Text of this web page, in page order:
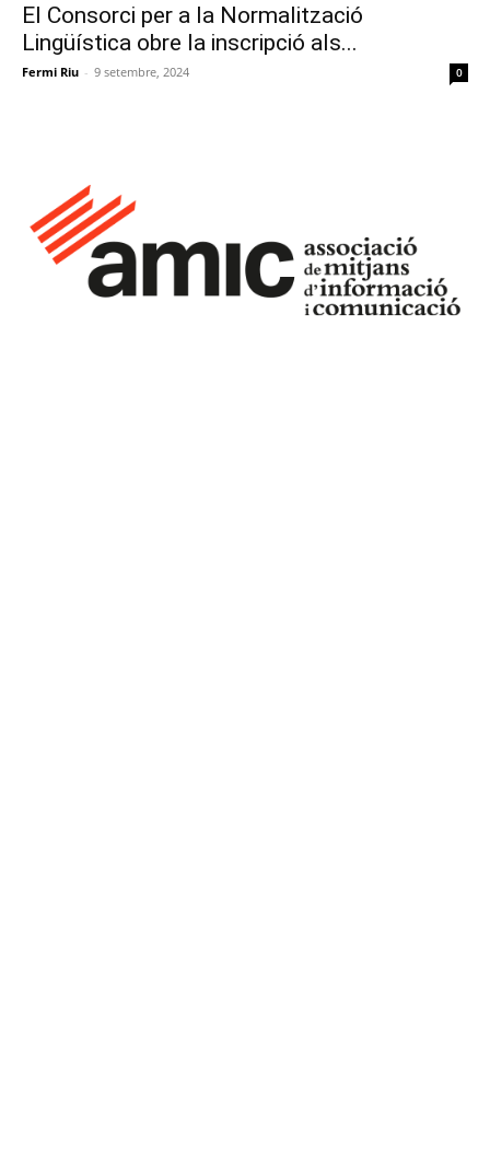
El Consorci per a la Normalització
Lingüística obre la inscripció als...
Fermi Riu - 9 setembre, 2024 0